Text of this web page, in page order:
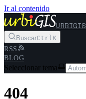
Ir al contenido
URBIGIS
BuscarCtrlK
RSS
BLOG
Seleccionar tema
404